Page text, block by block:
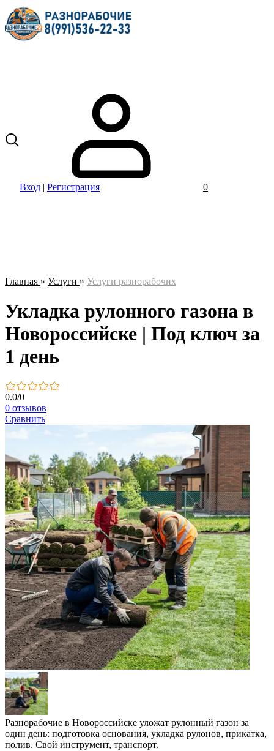
Вход | Регистрация 0
Главная » Услуги » Услуги разнорабочих
Укладка рулонного газона в
Новороссийске | Под ключ за
1 день
0.0/0
0 отзывов
Сравнить
Разнорабочие в Новороссийске уложат рулонный газон за
один день: подготовка основания, укладка рулонов, прикатка,
полив. Свой инструмент, транспорт.